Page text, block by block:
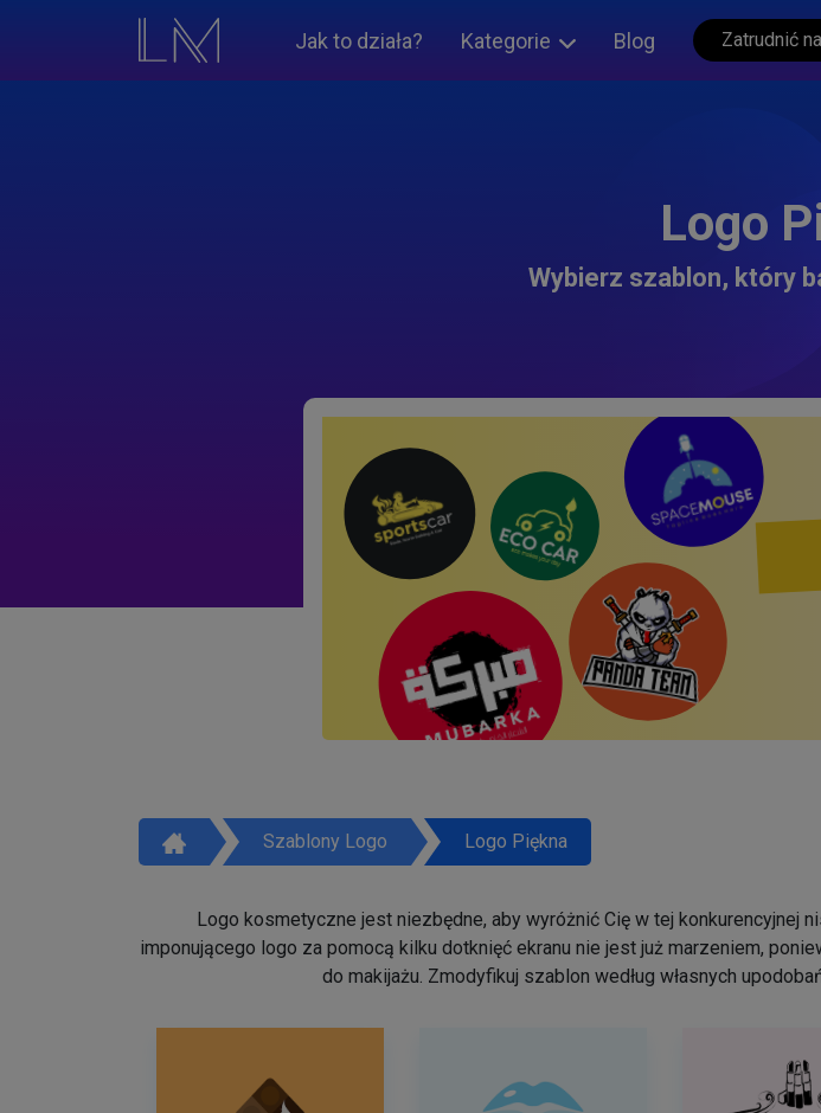
Jak to działa? Kategorie Blog Zatrudnić
Logo
Wybierz szablon, który
Szablony Logo Logo Piękna
Logo kosmetyczne jest niezbędne, aby wyróżnić Cię w tej
imponującego logo za pomocą kilku dotknięć ekranu nie jest już marzeniem,
do makijażu. Zmodyfikuj szablon według własnych